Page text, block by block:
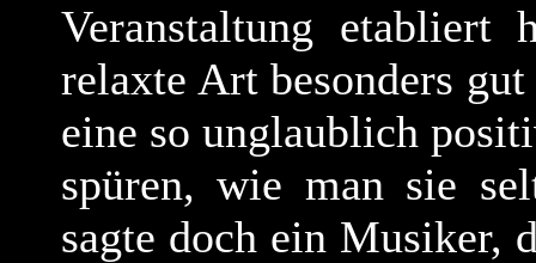
Veranstaltung
relaxte Art besonders
eine so unglaublich
spüren, wie man sie
sagte doch ein Musiker,